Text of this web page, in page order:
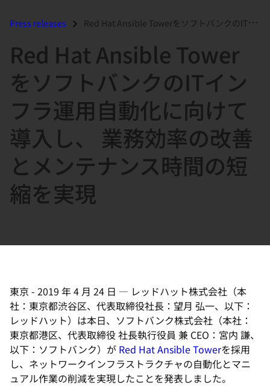
の
い
Press releases Red Hat Ansible TowerをソフトバンクのITインフラ運用自動化に向けて導入し、 業務効率の改善とメンテナンス時間の短縮を実...
Red Hat Ansible Tower
をソフトバンクのITイン
フラ運用自動化に向けて
導入し、 業務効率の改善
とメンテナンス時間の短
縮を実現
東京 - 2019 年 4 月 24 日 — レッドハット株式会社（本
社：東京都渋谷区、代表取締役社長：望月 弘一、以下：
レッドハット）は本日、ソフトバンク株式会社（本社：
東京都港区、代表取締役 社長執行役員 兼 CEO：宮内 謙、
以下：ソフトバンク）が Red Hat Ansible Towerを採用
し、ネットワークインフラストラクチャの自動化とマニ
ュアル作業の削減を実現したことを発表しました。